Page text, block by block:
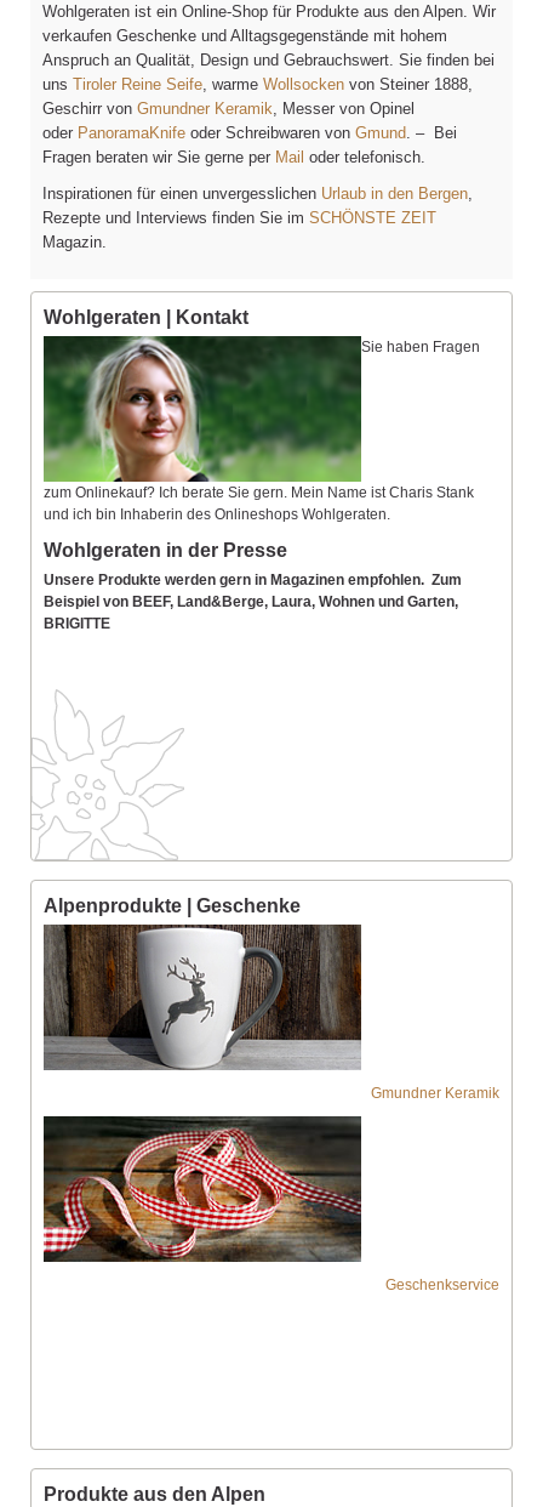
Wohlgeraten ist ein Online-Shop für Produkte aus den Alpen. Wir
verkaufen Geschenke und Alltagsgegenstände mit hohem
Anspruch an Qualität, Design und Gebrauchswert. Sie finden bei
uns Tiroler Reine Seife , warme Wollsocken von Steiner 1888,
Geschirr von Gmundner Keramik , Messer von Opinel
oder PanoramaKnife oder Schreibwaren von Gmund . – Bei
Fragen beraten wir Sie gerne per Mail oder telefonisch.
Inspirationen für einen unvergesslichen Urlaub in den Bergen
Rezepte und Interviews finden Sie im SCHÖNSTE ZEIT
Magazin.
Wohlgeraten | Kontakt
Sie haben Fragen
zum Onlinekauf? Ich berate Sie gern. Mein Name ist Charis Stank
und ich bin Inhaberin des Onlineshops Wohlgeraten.
Wohlgeraten in der Presse
Unsere Produkte werden gern in Magazinen empfohlen. Zum
Beispiel von BEEF, Land&Berge, Laura, Wohnen und Garten,
BRIGITTE
Alpenprodukte | Geschenke
Gmundner Keramik
Geschenkservice
Produkte aus den Alpen